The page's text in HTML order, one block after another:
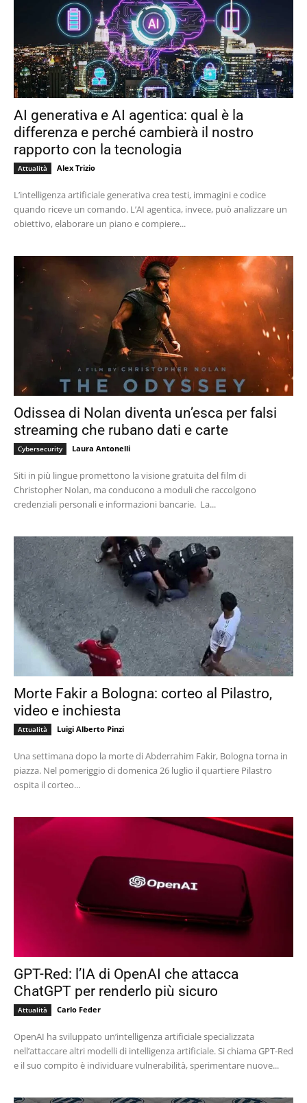
AI generativa e AI agentica: qual è la
differenza e perché cambierà il nostro
rapporto con la tecnologia
Attualità Alex Trizio
L’intelligenza artificiale generativa crea testi, immagini e codice
quando riceve un comando. L’AI agentica, invece, può analizzare un
obiettivo, elaborare un piano e compiere...
Odissea di Nolan diventa un’esca per falsi
streaming che rubano dati e carte
Cybersecurity Laura Antonelli
Siti in più lingue promettono la visione gratuita del film di
Christopher Nolan, ma conducono a moduli che raccolgono
credenziali personali e informazioni bancarie. La...
Morte Fakir a Bologna: corteo al Pilastro,
video e inchiesta
Attualità Luigi Alberto Pinzi
Una settimana dopo la morte di Abderrahim Fakir, Bologna torna in
piazza. Nel pomeriggio di domenica 26 luglio il quartiere Pilastro
ospita il corteo...
GPT-Red: l’IA di OpenAI che attacca
ChatGPT per renderlo più sicuro
Attualità Carlo Feder
OpenAI ha sviluppato un’intelligenza artificiale specializzata
nell’attaccare altri modelli di intelligenza artificiale. Si chiama GPT-Red
e il suo compito è individuare vulnerabilità, sperimentare nuove...